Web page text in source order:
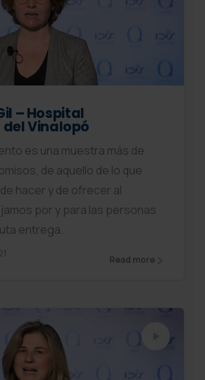
– Hospital
Vinalopó
es una muestra más de
de aquello de lo que
hacer y de ofrecer al
por y para las personas
entrega.
Read more